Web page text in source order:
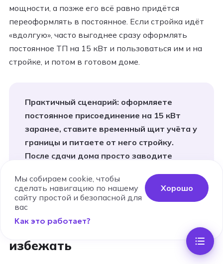
мощности, а позже его всё равно придётся
переоформлять в постоянное. Если стройка идёт
«вдолгую», часто выгоднее сразу оформлять
постоянное ТП на 15 кВт и пользоваться им и на
стройке, и потом в готовом доме.
Практичный сценарий: оформляете
постоянное присоединение на 15 кВт
заранее, ставите временный щит учёта у
границы и питаете от него стройку.
После сдачи дома просто заводите
повторно платить за ТП не нужно.
Типичные ошибки и как их
избежать
Мы собираем cookie, чтобы
сделать навигацию по нашему
сайту простой и безопасной для
вас
Как это работает?
Хорошо